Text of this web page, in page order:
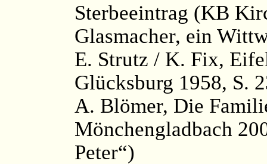
Sterbeeintrag (KB
Glasmacher, ein
E. Strutz / K. Fix,
Glücksburg 1958, S.
A. Blömer, Die
Mönchengladbach
Peter“)